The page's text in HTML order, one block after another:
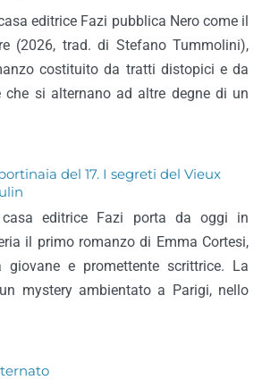
editrice Fazi pubblica Nero come il
(2026, trad. di Stefano Tummolini),
costituito da tratti distopici e da
che si alternano ad altre degne di un
del 17. I segreti del Vieux
editrice Fazi porta da oggi in
il primo romanzo di Emma Cortesi,
giovane e promettente scrittrice. La
mystery ambientato a Parigi, nello